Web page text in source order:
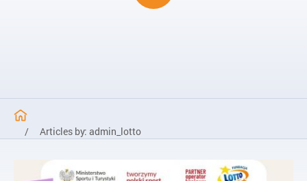
/ Articles by: admin_lotto